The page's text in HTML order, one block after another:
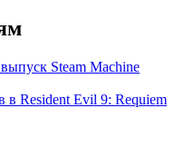
Steam Machine
Resident Evil 9: Requiem